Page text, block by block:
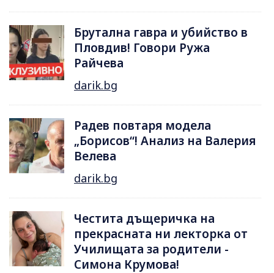
Брутална гавра и убийство в
Пловдив! Говори Ружа
Райчева
darik.bg
Радев повтаря модела
„Борисов“! Анализ на Валерия
Велева
darik.bg
Честита дъщеричка на
прекрасната ни лекторка от
Училищата за родители -
Симона Крумова!